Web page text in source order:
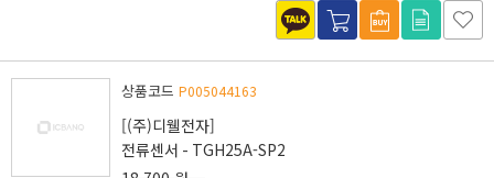
상품코드 P005044163
[(주)디웰전자]
전류센서 - TGH25A-SP2